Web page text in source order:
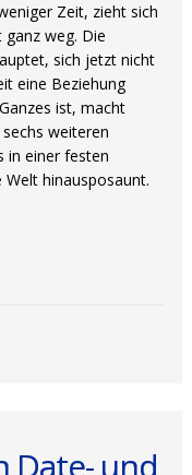
Zeit, zieht sich
weg. Die
sich jetzt nicht
eine Beziehung
ist, macht
weiteren
in einer festen
hinausposaunt.
Date- und